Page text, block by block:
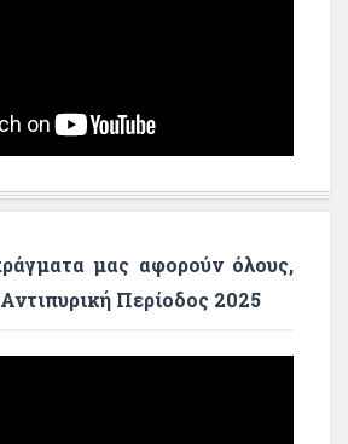
μας αφορούν όλους,
Περίοδος 2025